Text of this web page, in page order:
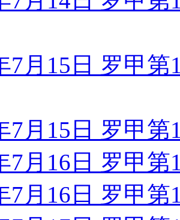
7月15日 罗甲
7月15日 罗甲
7月16日 罗甲
7月16日 罗甲